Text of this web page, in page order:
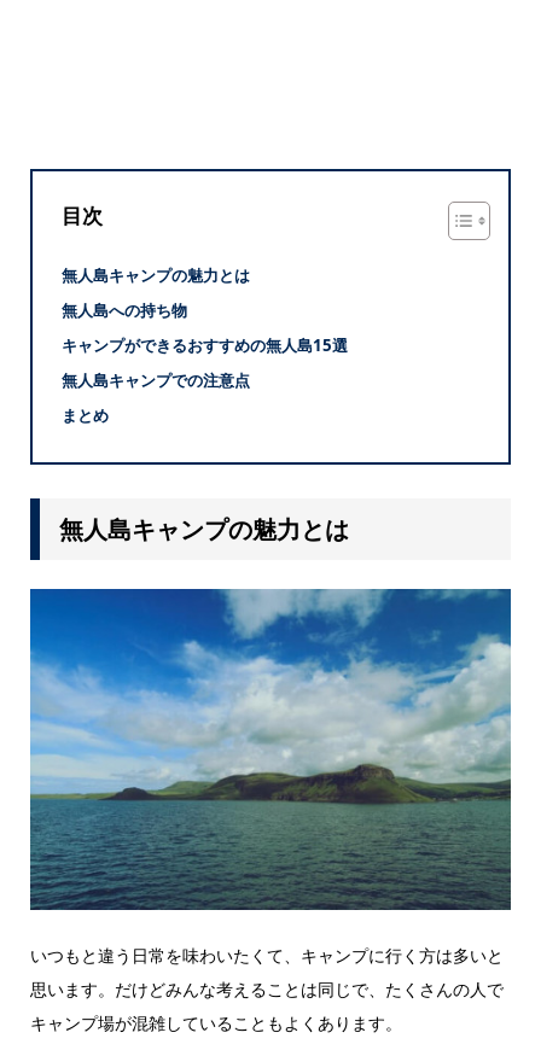
目次
無人島キャンプの魅力とは
無人島への持ち物
キャンプができるおすすめの無人島15選
無人島キャンプでの注意点
まとめ
無人島キャンプの魅力とは
いつもと違う日常を味わいたくて、キャンプに行く方は多いと
思います。だけどみんな考えることは同じで、たくさんの人で
キャンプ場が混雑していることもよくあります。